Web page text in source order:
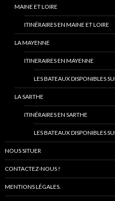
MAINE ET LOIRE
ITINÉRAIRES EN MAINE ET LOIRE
LA MAYENNE
ITINERAIRES EN MAYENNE
LES BATEAUX DISPONIBLES
LA SARTHE
ITINÉRAIRES EN SARTHE
LES BATEAUX DISPONIBLES
NOUS SITUER
CONTACTEZ-NOUS !
MENTIONS LÉGALES.